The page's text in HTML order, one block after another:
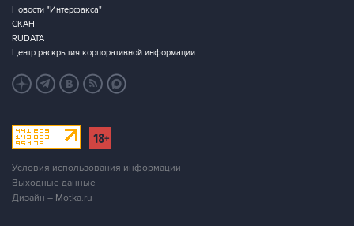
Новости "Интерфакса"
СКАН
RUDATA
Центр раскрытия корпоративной информации
Условия использования информации
Выходные данные
Дизайн – Motka.ru